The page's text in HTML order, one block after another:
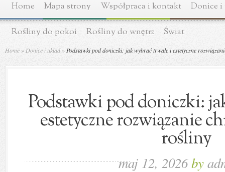
Home Mapa strony Współpraca i kontakt Donice i
Rośliny do pokoi Rośliny do wnętrz Świat
Home » Donice i układ » Podstawki pod doniczki: jak wybrać trwałe i estetyczne
Podstawki pod doniczki:
estetyczne rozwiązanie
rośliny
maj 12, 2026by